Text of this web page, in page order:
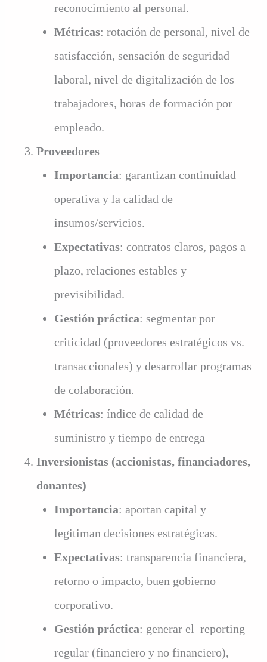
reconocimiento al personal.
Métricas: rotación de personal, nivel de
satisfacción, sensación de seguridad
laboral, nivel de digitalización de los
trabajadores, horas de formación por
empleado.
Proveedores
Importancia: garantizan continuidad
operativa y la calidad de
insumos/servicios.
Expectativas: contratos claros, pagos a
plazo, relaciones estables y
previsibilidad.
Gestión práctica: segmentar por
criticidad (proveedores estratégicos vs.
transaccionales) y desarrollar programas
de colaboración.
Métricas: índice de calidad de
suministro y tiempo de entrega
Inversionistas (accionistas, financiadores,
donantes)
Importancia: aportan capital y
legitiman decisiones estratégicas.
Expectativas: transparencia financiera,
retorno o impacto, buen gobierno
corporativo.
Gestión práctica: generar el reporting
regular (financiero y no financiero),